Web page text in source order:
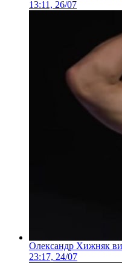
13:11, 26/07
Олександр Хижняк
23:17, 24/07